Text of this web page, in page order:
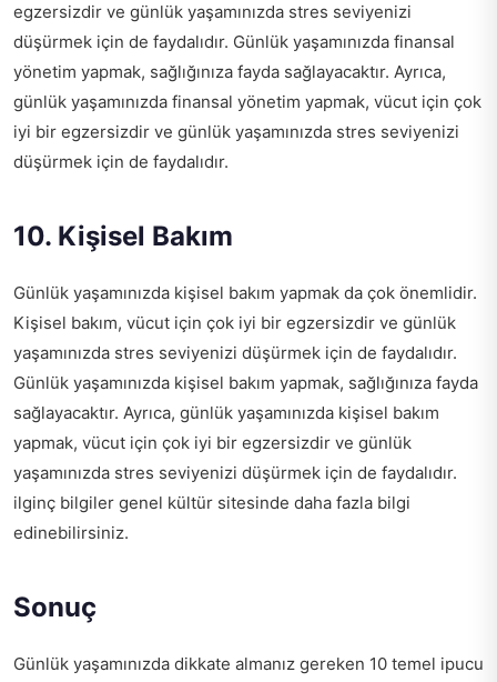
egzersizdir ve günlük yaşamınızda stres seviyenizi
düşürmek için de faydalıdır. Günlük yaşamınızda finansal
yönetim yapmak, sağlığınıza fayda sağlayacaktır. Ayrıca,
günlük yaşamınızda finansal yönetim yapmak, vücut için çok
iyi bir egzersizdir ve günlük yaşamınızda stres seviyenizi
düşürmek için de faydalıdır.
10. Kişisel Bakım
Günlük yaşamınızda kişisel bakım yapmak da çok önemlidir.
Kişisel bakım, vücut için çok iyi bir egzersizdir ve günlük
yaşamınızda stres seviyenizi düşürmek için de faydalıdır.
Günlük yaşamınızda kişisel bakım yapmak, sağlığınıza fayda
sağlayacaktır. Ayrıca, günlük yaşamınızda kişisel bakım
yapmak, vücut için çok iyi bir egzersizdir ve günlük
yaşamınızda stres seviyenizi düşürmek için de faydalıdır.
ilginç bilgiler genel kültür sitesinde daha fazla bilgi
edinebilirsiniz.
Sonuç
Günlük yaşamınızda dikkate almanız gereken 10 temel ipucu